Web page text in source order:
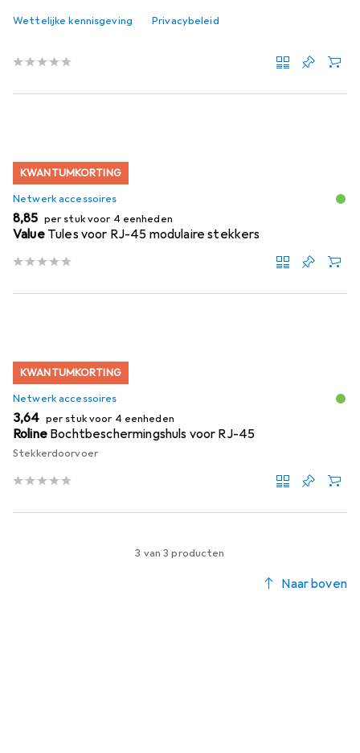
Wettelijke kennisgeving Privacybeleid
ValueKrimptang
KWANTUMKORTING
Netwerk accessoires
EUR
8,85 per stuk voor 4 eenheden
Value Tules voor RJ-45 modulaire stekkers
KWANTUMKORTING
Netwerk accessoires
EUR
3,64 per stuk voor 4 eenheden
Roline Bochtbeschermingshuls voor RJ-45
Stekkerdoorvoer
3 van 3 producten
Naar boven